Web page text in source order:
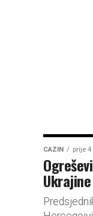
CAZIN prije